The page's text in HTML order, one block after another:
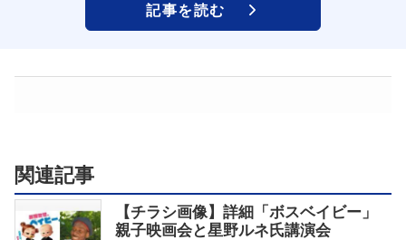
記事を読む
関連記事
【チラシ画像】詳細「ボスベイビー」
親子映画会と星野ルネ氏講演会